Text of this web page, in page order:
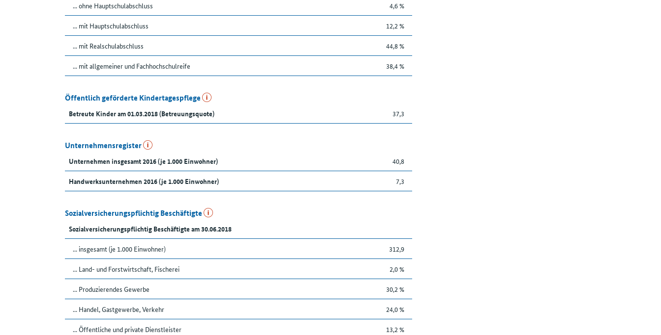
... ohne Hauptschulabschluss 4,6 %
... mit Hauptschulabschluss 12,2 %
... mit Realschulabschluss 44,8 %
... mit allgemeiner und Fachhochschulreife 38,4 %
Öffentlich geförderte Kindertagespflege
Betreute Kinder am 01.03.2018 (Betreuungsquote) 37,3
Unternehmensregister
Unternehmen insgesamt 2016 (je 1.000 Einwohner) 40,8
Handwerksunternehmen 2016 (je 1.000 Einwohner) 7,3
Sozialversicherungspflichtig Beschäftigte
Sozialversicherungspflichtig Beschäftigte am 30.06.2018
... insgesamt (je 1.000 Einwohner) 312,9
... Land- und Forstwirtschaft, Fischerei 2,0 %
... Produzierendes Gewerbe 30,2 %
... Handel, Gastgewerbe, Verkehr 24,0 %
... Öffentliche und private Dienstleister 13,2 %